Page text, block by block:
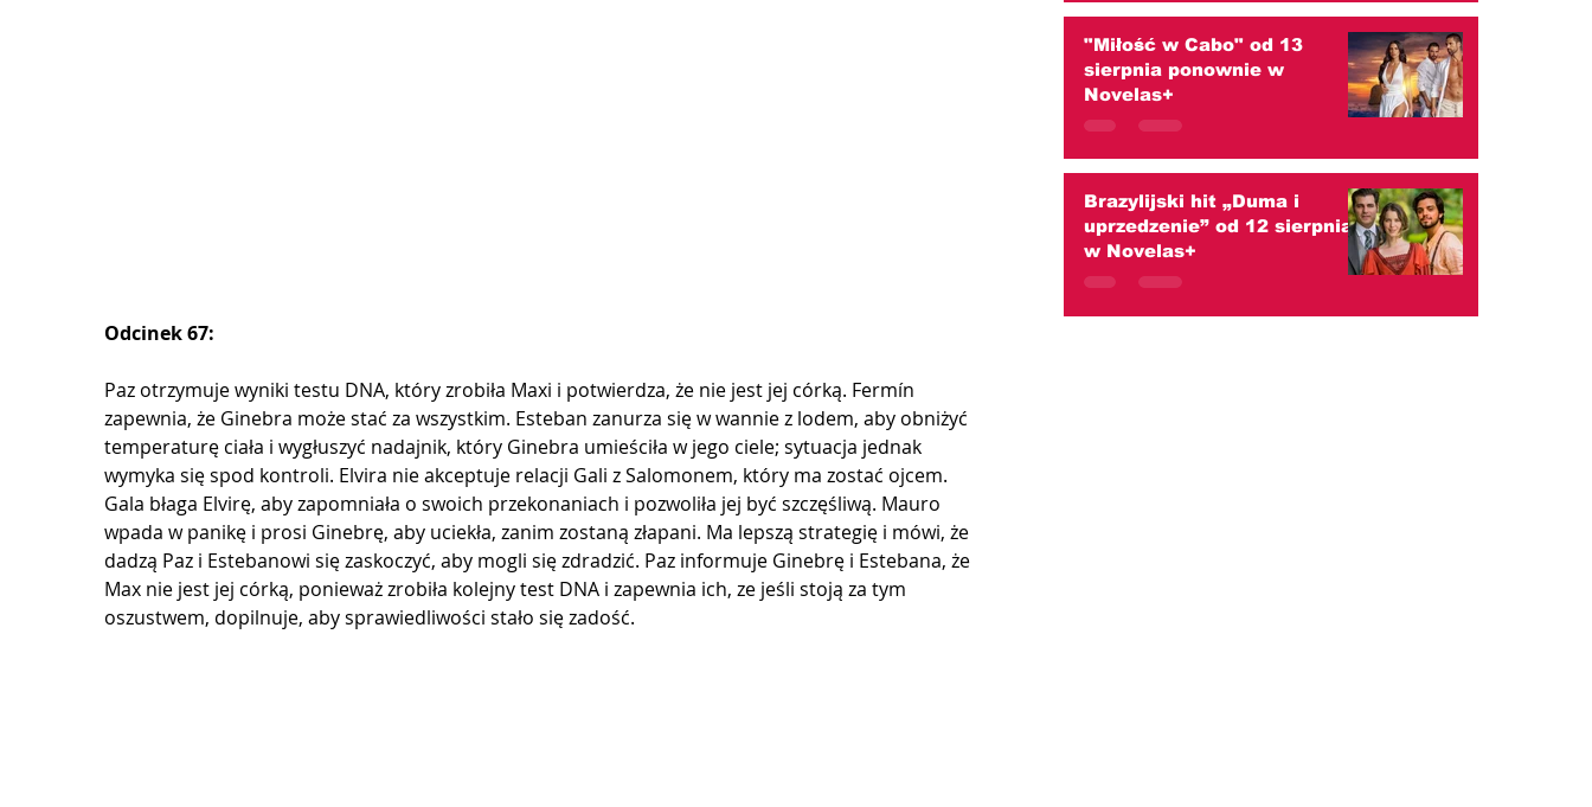
Odcinek 67:
Paz otrzymuje wyniki testu DNA, który zrobiła Maxi i potwierdza, że ​​nie jest jej córką. Fermín
zapewnia, że ​​Ginebra może stać za wszystkim. Esteban zanurza się w wannie z lodem, aby obniżyć
temperaturę ciała i wygłuszyć nadajnik, który Ginebra umieściła w jego ciele; sytuacja jednak
wymyka się spod kontroli. Elvira nie akceptuje relacji Gali z Salomonem, który ma zostać ojcem.
Gala błaga Elvirę, aby zapomniała o swoich przekonaniach i pozwoliła jej być szczęśliwą. Mauro
wpada w panikę i prosi Ginebrę, aby uciekła, zanim zostaną złapani. Ma lepszą strategię i mówi, że
dadzą Paz i Estebanowi się zaskoczyć, aby mogli się zdradzić. Paz informuje Ginebrę i Estebana, że ​​
Max nie jest jej córką, ponieważ zrobiła kolejny test DNA i zapewnia ich, ze jeśli stoją za tym
oszustwem, dopilnuje, aby sprawiedliwości stało się zadość.
"Miłość w Cabo" od 13
sierpnia ponownie w
Novelas+
Brazylijski hit „Duma i
uprzedzenie” od 12 sierpnia
w Novelas+